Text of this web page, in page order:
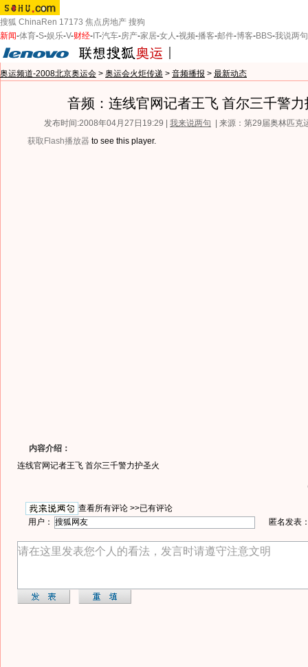
搜狐 ChinaRen 17173 焦点房地产 搜狗
新闻-体育-S-娱乐-V-财经- IT-汽车-房产-家居-女人-视频-播客-邮件-博客-BBS-我说两句
奥运频道-2008北京奥运会 > 奥运会火炬传递 > 音频播报 > 最新动态
音频：连线官网记者王飞 首尔三千警力
发布时间:2008年04月27日19:29 | 我来说两句
| 来源：第29届奥林匹克
获取Flash播放器 to see this player.
内容介绍：
连线官网记者王飞 首尔三千警力护圣火
查看所有评论 >>已有评论
用户：
匿名发表